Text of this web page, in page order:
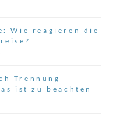
Wie reagieren die
Trennung
ist zu beachten